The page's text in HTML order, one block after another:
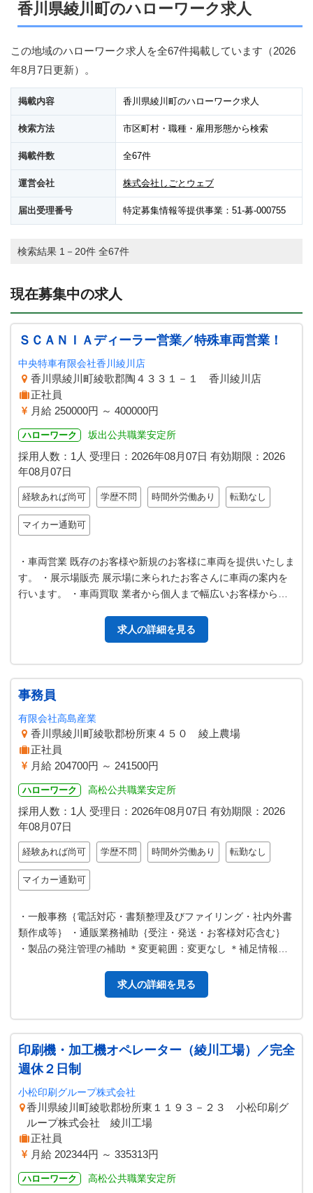
香川県綾川町のハローワーク求人
この地域のハローワーク求人を全67件掲載しています（2026
年8月7日更新）。
掲載内容 香川県綾川町のハローワーク求人
検索方法 市区町村・職種・雇用形態から検索
掲載件数 全67件
運営会社 株式会社しごとウェブ
届出受理番号 特定募集情報等提供事業：51-募-000755
検索結果 1－20件 全67件
現在募集中の求人
ＳＣＡＮＩＡディーラー営業／特殊車両営業！
中央特車有限会社香川綾川店
香川県綾川町綾歌郡陶４３３１－１ 香川綾川店
正社員
月給 250000円 ～ 400000円
ハローワーク 坂出公共職業安定所
採用人数：1人 受理日： 2026年08月07日 有効期限： 2026
年08月07日
経験あれば尚可 学歴不問 時間外労働あり 転勤なし
マイカー通勤可
・車両営業 既存のお客様や新規のお客様に車両を提供いたしま
す。 ・展示場販売 展示場に来られたお客さんに車両の案内を
行います。 ・車両買取 業者から個人まで幅広いお客様から愛
求人の詳細を見る
事務員
有限会社高島産業
香川県綾川町綾歌郡枌所東４５０ 綾上農場
正社員
月給 204700円 ～ 241500円
ハローワーク 高松公共職業安定所
採用人数：1人 受理日： 2026年08月07日 有効期限： 2026
年08月07日
経験あれば尚可 学歴不問 時間外労働あり 転勤なし
マイカー通勤可
・一般事務｛電話対応・書類整理及びファイリング・社内外書
類作成等｝ ・通販業務補助｛受注・発送・お客様対応含む｝
・製品の発注管理の補助 ＊変更範囲：変更なし ＊補足情報あ
求人の詳細を見る
印刷機・加工機オペレーター（綾川工場）／完全
週休２日制
小松印刷グループ株式会社
香川県綾川町綾歌郡枌所東１１９３－２３ 小松印刷グ
ループ株式会社 綾川工場
正社員
月給 202344円 ～ 335313円
ハローワーク 高松公共職業安定所